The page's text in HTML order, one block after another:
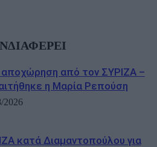
από τον ΣΥΡΙΖΑ –
η Μαρία Ρεπούση
2026
κατά Διαμαντοπούλου για